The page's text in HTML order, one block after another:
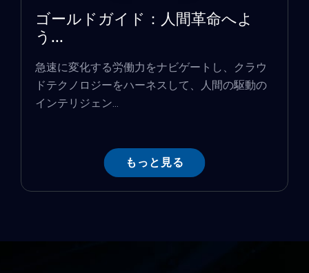
ゴールドガイド：人間革命へよ
う...
急速に変化する労働力をナビゲートし、クラウ
ドテクノロジーをハーネスして、人間の駆動の
インテリジェン...
もっと見る